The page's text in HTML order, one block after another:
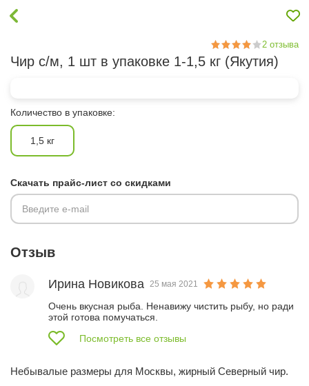
2 отзыва
Чир с/м, 1 шт в упаковке 1-1,5 кг (Якутия)
Количество в упаковке:
1,5 кг
Скачать прайс-лист со скидками
Введите e-mail
Отзыв
Ирина Новикова 25 мая 2021
Очень вкусная рыба. Ненавижу чистить рыбу, но ради
этой готова помучаться.
Посмотреть все отзывы
Небывалые размеры для Москвы, жирный Северный чир.